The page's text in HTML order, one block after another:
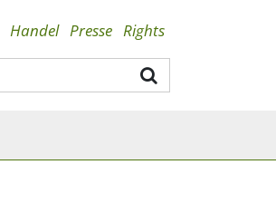
Handel Presse Rights